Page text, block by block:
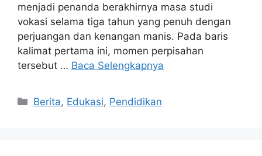
menjadi penanda berakhirnya masa studi
vokasi selama tiga tahun yang penuh dengan
perjuangan dan kenangan manis. Pada baris
kalimat pertama ini, momen perpisahan
tersebut … Baca Selengkapnya
Kategori
Berita, Edukasi, Pendidikan